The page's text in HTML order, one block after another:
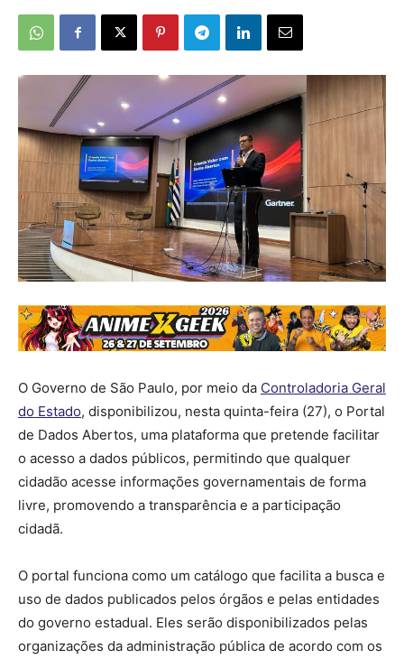
O Governo de São Paulo, por meio da Controladoria Geral
do Estado, disponibilizou, nesta quinta-feira (27), o Portal
de Dados Abertos, uma plataforma que pretende facilitar
o acesso a dados públicos, permitindo que qualquer
cidadão acesse informações governamentais de forma
livre, promovendo a transparência e a participação
cidadã.
O portal funciona como um catálogo que facilita a busca e
uso de dados publicados pelos órgãos e pelas entidades
do governo estadual. Eles serão disponibilizados pelas
organizações da administração pública de acordo com os